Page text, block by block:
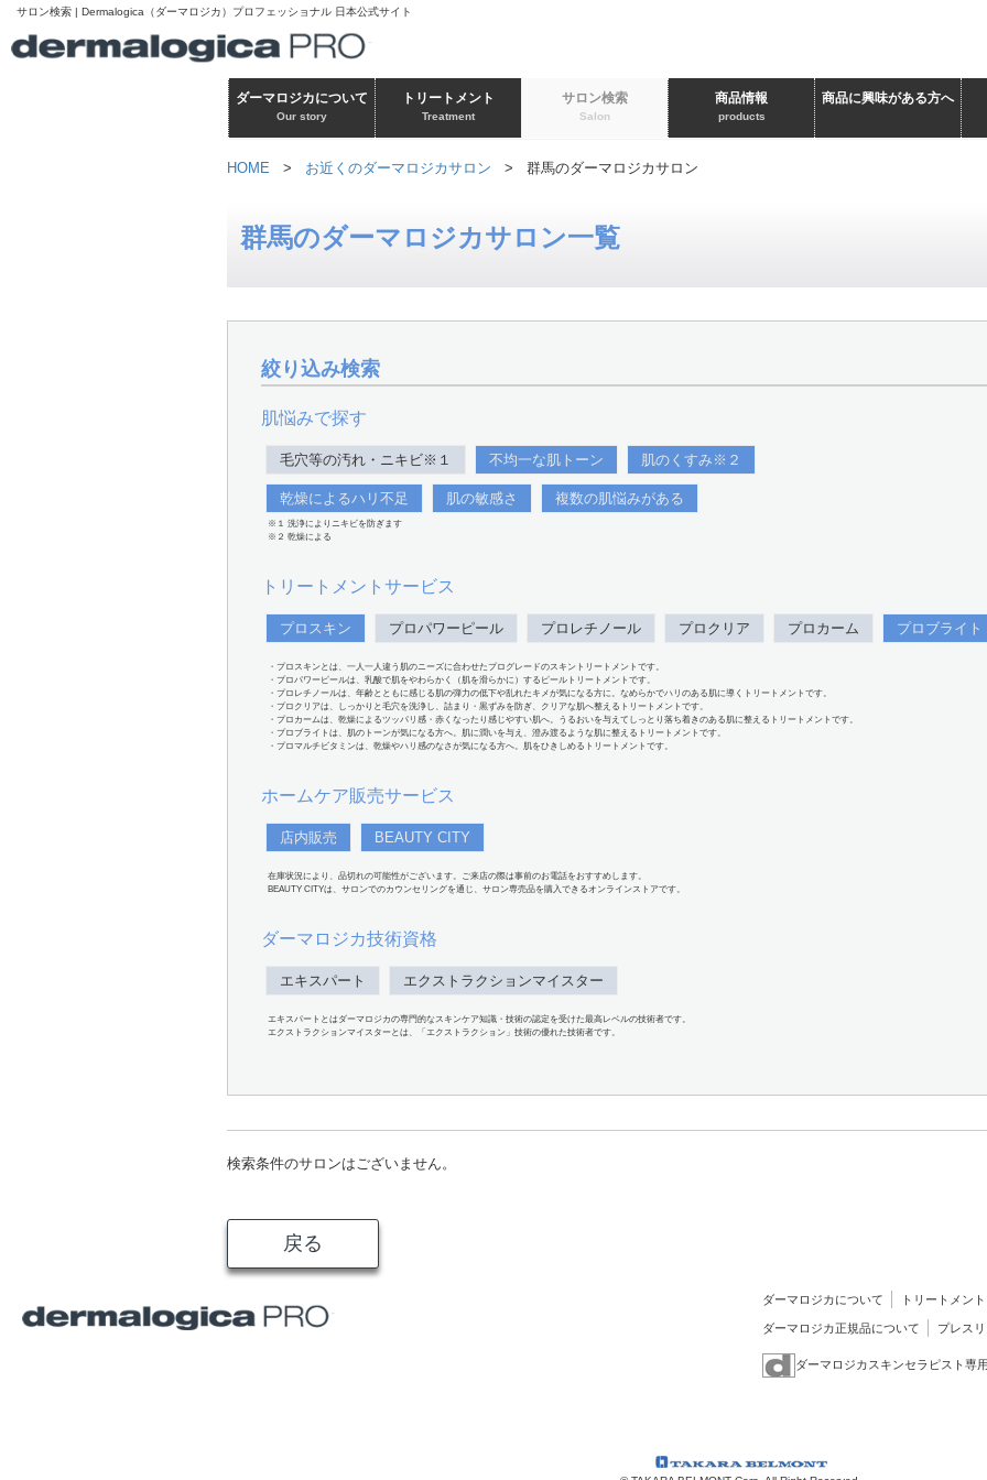
サロン検索 | Dermalogica（ダーマロジカ）プロフェッショナル 日本公式サイト
ダーマロジカについて
Our story
トリートメント
Treatment
サロン検索
Salon
商品情報
products
商品に興味がある方へ
HOME > お近くのダーマロジカサロン > 群馬のダーマロジカサロン
群馬のダーマロジカサロン一覧
絞り込み検索
肌悩みで探す
毛穴等の汚れ・ニキビ※１ 不均一な肌トーン 肌のくすみ※２
乾燥によるハリ不足 肌の敏感さ 複数の肌悩みがある
※１ 洗浄によりニキビを防ぎます
※２ 乾燥による
トリートメントサービス
プロスキン プロパワーピール プロレチノール プロクリア プロカーム プロブライト
・プロスキンとは、一人一人違う肌のニーズに合わせたプログレードのスキントリートメントです。
・プロパワーピールは、乳酸で肌をやわらかく（肌を滑らかに）するピールトリートメントです。
・プロレチノールは、年齢とともに感じる肌の弾力の低下や乱れたキメが気になる方に。なめらかでハリのある肌に導くトリートメントです。
・プロクリアは、しっかりと毛穴を洗浄し、詰まり・黒ずみを防ぎ、クリアな肌へ整えるトリートメントです。
・プロカームは、乾燥によるツッパリ感・赤くなったり感じやすい肌へ。うるおいを与えてしっとり落ち着きのある肌に整えるトリートメントです。
・プロブライトは、肌のトーンが気になる方へ。肌に潤いを与え、澄み渡るような肌に整えるトリートメントです。
・プロマルチビタミンは、乾燥やハリ感のなさが気になる方へ。肌をひきしめるトリートメントです。
ホームケア販売サービス
店内販売 BEAUTY CITY
在庫状況により、品切れの可能性がございます。ご来店の際は事前のお電話をおすすめします。
BEAUTY CITYは、サロンでのカウンセリングを通じ、サロン専売品を購入できるオンラインストアです。
ダーマロジカ技術資格
エキスパート エクストラクションマイスター
エキスパートとはダーマロジカの専門的なスキンケア知識・技術の認定を受けた最高レベルの技術者です。
エクストラクションマイスターとは、「エクストラクション」技術の優れた技術者です。
検索条件のサロンはございません。
戻る
ダーマロジカについて トリートメント
ダーマロジカ正規品について プレス
ダーマロジカスキンセラピスト専